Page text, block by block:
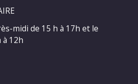
midi de 15 h à 17h et le
12h